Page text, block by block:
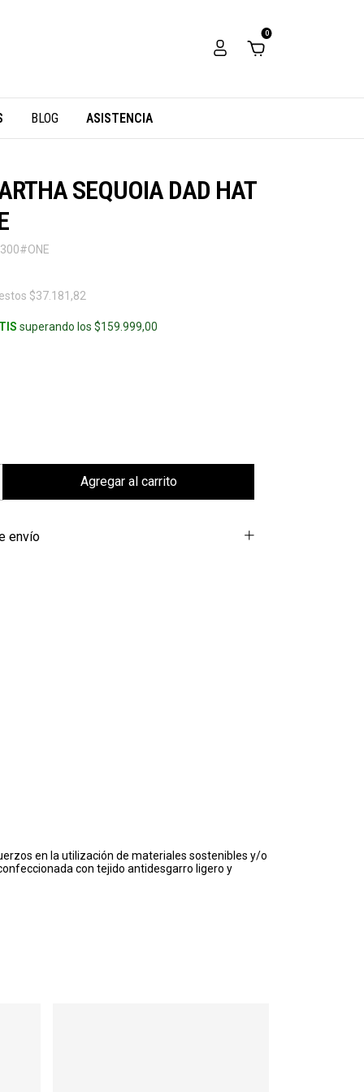
0
BLOG ASISTENCIA
SEQUOIA DAD HAT
$37.181,82
superando los$159.999,00
envío
en la utilización de materiales sostenibles y/o
con tejido antidesgarro ligero y